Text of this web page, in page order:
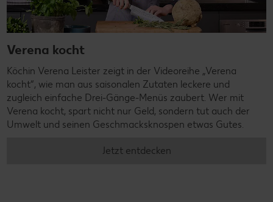
Verena kocht
Köchin Verena Leister zeigt in der Videoreihe „Verena
kocht“, wie man aus saisonalen Zutaten leckere und
zugleich einfache Drei-Gänge-Menüs zaubert. Wer mit
Verena kocht, spart nicht nur Geld, sondern tut auch der
Umwelt und seinen Geschmacksknospen etwas Gutes.
Jetzt entdecken